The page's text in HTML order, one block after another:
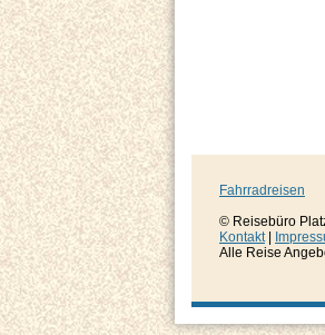
Fahrradreisen
© Reisebüro
Kontakt|
Alle Reise